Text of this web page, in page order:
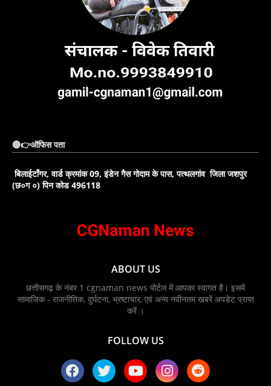
🔴👉ऑफिस पता
बिलाईटाँगर, वार्ड क्रमांक 09, इंडेन गैस गोदाम के पास, पत्थलगांव जिला जशपुर
(छ०ग ०) पिन कोड 496118
ABOUT US
छत्तीसगढ़ के नंबर 1 cgnaman news पोर्टल में आपका स्वागत है। इसमें
सामाजिक - राजनीतिक, दुर्घटना, भ्रष्टाचार, एवं अन्य नवीनतम खबरें अपडेट प्राप्त
करें ।
FOLLOW US